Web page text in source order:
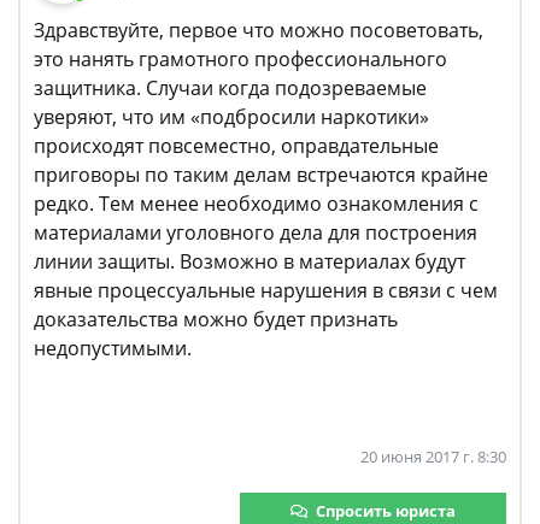
Здравствуйте, первое что можно посоветовать,
это нанять грамотного профессионального
защитника. Случаи когда подозреваемые
уверяют, что им «подбросили наркотики»
происходят повсеместно, оправдательные
приговоры по таким делам встречаются крайне
редко. Тем менее необходимо ознакомления с
материалами уголовного дела для построения
линии защиты. Возможно в материалах будут
явные процессуальные нарушения в связи с чем
доказательства можно будет признать
недопустимыми.
20 июня 2017 г. 8:30
Спросить юриста